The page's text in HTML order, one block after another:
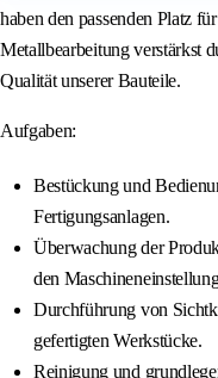
haben den passenden Platz
Metallbearbeitung verstärkst
Qualität unserer Bauteile.
Aufgaben:
Bestückung und
Fertigungsanlagen.
Überwachung der
den
Durchführung von
gefertigten Werkstücke.
Reinigung und